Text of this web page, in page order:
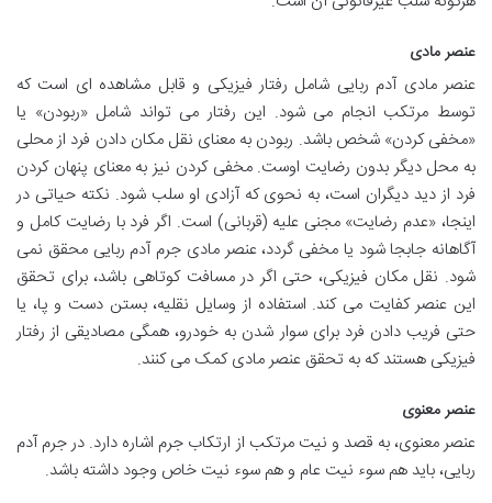
عنصر مادی
عنصر مادی آدم ربایی شامل رفتار فیزیکی و قابل مشاهده ای است که
توسط مرتکب انجام می شود. این رفتار می تواند شامل «ربودن» یا
«مخفی کردن» شخص باشد. ربودن به معنای نقل مکان دادن فرد از محلی
به محل دیگر بدون رضایت اوست. مخفی کردن نیز به معنای پنهان کردن
فرد از دید دیگران است، به نحوی که آزادی او سلب شود. نکته حیاتی در
اینجا، «عدم رضایت» مجنی علیه (قربانی) است. اگر فرد با رضایت کامل و
آگاهانه جابجا شود یا مخفی گردد، عنصر مادی جرم آدم ربایی محقق نمی
شود. نقل مکان فیزیکی، حتی اگر در مسافت کوتاهی باشد، برای تحقق
این عنصر کفایت می کند. استفاده از وسایل نقلیه، بستن دست و پا، یا
حتی فریب دادن فرد برای سوار شدن به خودرو، همگی مصادیقی از رفتار
فیزیکی هستند که به تحقق عنصر مادی کمک می کنند.
عنصر معنوی
عنصر معنوی، به قصد و نیت مرتکب از ارتکاب جرم اشاره دارد. در جرم آدم
ربایی، باید هم سوء نیت عام و هم سوء نیت خاص وجود داشته باشد.